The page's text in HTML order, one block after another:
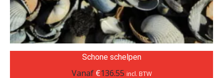
Schone schelpen
Vanaf €136.55 incl. BTW